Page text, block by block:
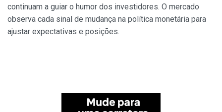
continuam a guiar o humor dos investidores. O mercado
observa cada sinal de mudança na política monetária para
ajustar expectativas e posições.